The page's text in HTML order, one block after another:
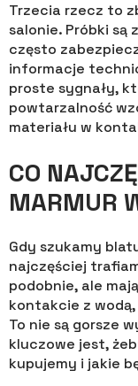
Trzecia rzecz to
salonie. Próbki są
często
informacje
proste sygnały,
powtarzalność
materiału w
CO
MARMUR
Gdy szukamy
najczęściej
podobnie, ale
kontakcie z
To nie są gorsze
kluczowe jest,
kupujemy i jakie